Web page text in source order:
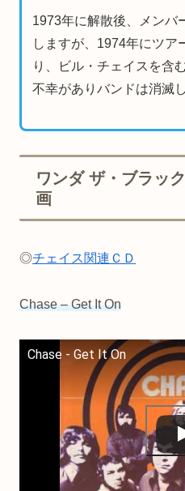
1973年に解散後、メンバ
しますが、1974年にツア
り、ビル・チェイスを含
不幸がありバンドは消滅
ワンダ ザ・ブラッ
画
◎チェイス関連ＣＤ
Chase – Get It On
Chase - Get It On